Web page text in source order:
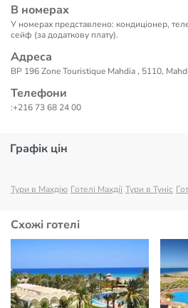
В номерах
У номерах представлено: кондиціонер,
сейф (за додаткову плату).
Адреса
BP 196 Zone Touristique Mahdia , 5110,
Телефони
:+216 73 68 24 00
Графік цін
Тури в Махдію Готелі Махдії Тури в Туніс
Схожі готелі